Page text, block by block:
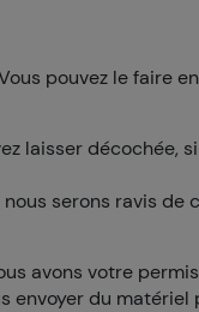
pouvez le faire
laisser décochée,
serons ravis de
avons votre
envoyer du matériel